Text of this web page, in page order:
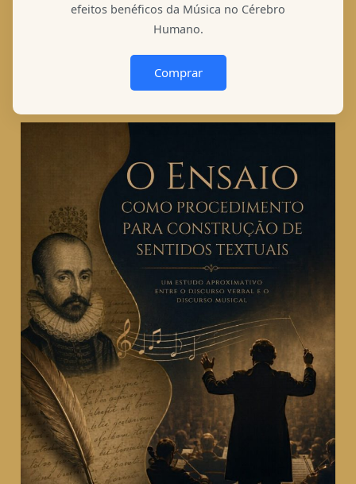
efeitos benéficos da Música no Cérebro
Humano.
Comprar